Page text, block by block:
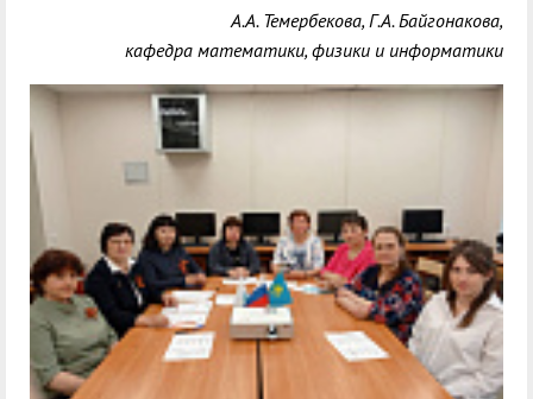
А.А. Темербекова, Г.А. Байгонакова,
кафедра математики, физики и информатики